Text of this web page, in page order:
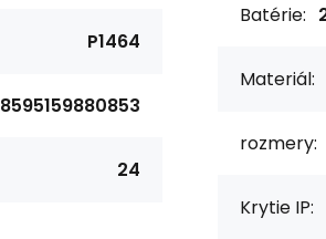
P1464
8595159880853
24
Batérie:
Materiál:
rozmery:
Krytie IP: